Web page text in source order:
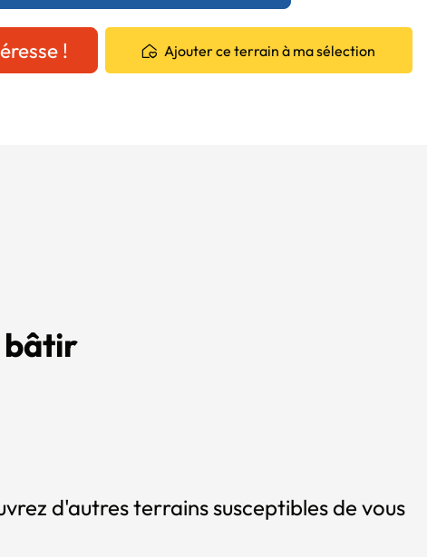
! Ajouter ce terrain à ma sélection
bâtir
d'autres terrains susceptibles de vous